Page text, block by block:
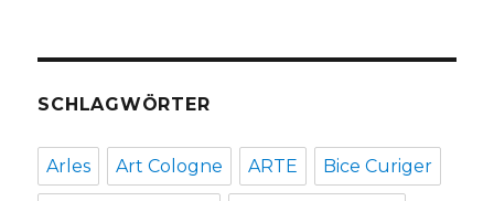
SCHLAGWÖRTER
Arles Art Cologne ARTE Bice Curiger